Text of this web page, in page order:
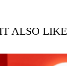
ALSO LIKE